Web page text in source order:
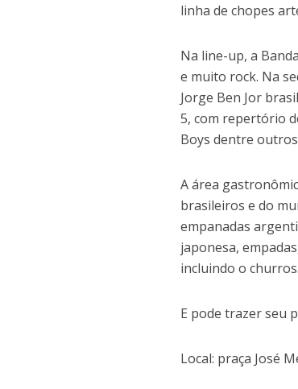
linha de chopes
Na line-up, a
e muito rock. Na
Jorge Ben Jor
5, com repertório
Boys dentre
A área
brasileiros e do
empanadas
japonesa,
incluindo o churros.
E pode trazer seu
Local: praça José